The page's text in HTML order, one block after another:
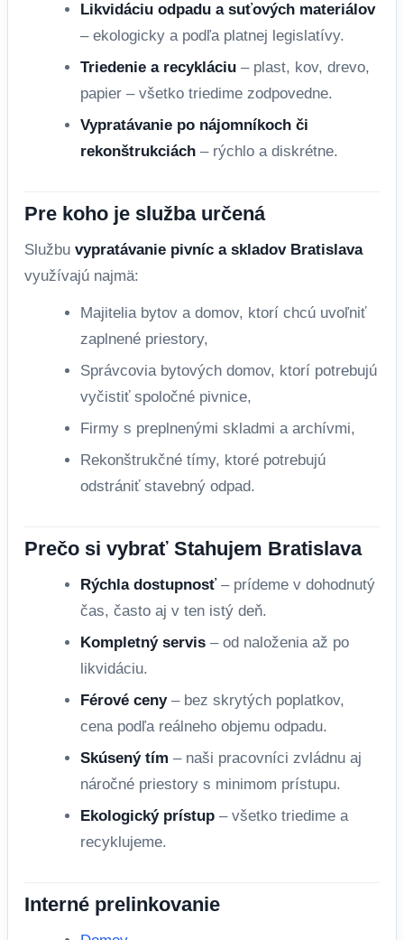
Likvidáciu odpadu a suťových materiálov
– ekologicky a podľa platnej legislatívy.
Triedenie a recykláciu – plast, kov, drevo,
papier – všetko triedime zodpovedne.
Vypratávanie po nájomníkoch či
rekonštrukciách – rýchlo a diskrétne.
Pre koho je služba určená
Službu vypratávanie pivníc a skladov Bratislava
využívajú najmä:
Majitelia bytov a domov, ktorí chcú uvoľniť
zaplnené priestory,
Správcovia bytových domov, ktorí potrebujú
vyčistiť spoločné pivnice,
Firmy s preplnenými skladmi a archívmi,
Rekonštrukčné tímy, ktoré potrebujú
odstrániť stavebný odpad.
Prečo si vybrať Stahujem Bratislava
Rýchla dostupnosť– prídeme v dohodnutý
čas, často aj v ten istý deň.
Kompletný servis – od naloženia až po
likvidáciu.
Férové ceny– bez skrytých poplatkov,
cena podľa reálneho objemu odpadu.
Skúsený tím – naši pracovníci zvládnu aj
náročné priestory s minimom prístupu.
Ekologický prístup – všetko triedime a
recyklujeme.
Interné prelinkovanie